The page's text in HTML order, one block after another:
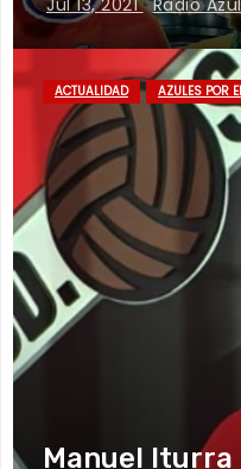
Jul 13, 2021 Radio
ACTUALIDAD AZULES POR
Manuel Iturra